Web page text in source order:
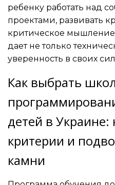
ребенку работать над
проектами, развивать
критическое
дает не только
уверенность в своих
Как выбрать
детей в
критерии и
камни